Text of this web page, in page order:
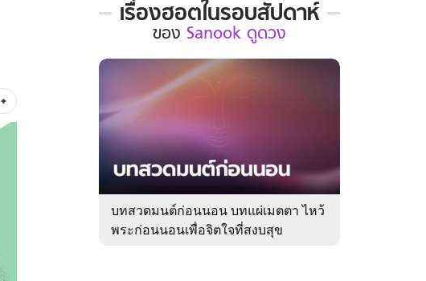
ดูทีวี
WeTV
+
เรื่องฮอตในรอบสัปดาห์
เรื่อง
ใน
รอบ
ของ
Sanook
ดูด
ของ Sanook ดูดวง
บทสวดมนต์ก่อนนอน บทแผ่เมตตา ไหว้
พระก่อนนอนเพื่อจิตใจที่สงบสุข